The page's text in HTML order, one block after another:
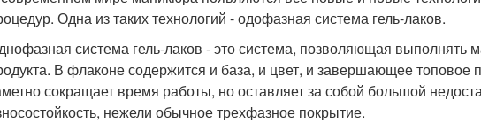
Одна из таких технологий - одофазная система гель-лаков.
система гель-лаков - это система, позволяющая выполнять
В флаконе содержится и база, и цвет, и завершающее топовое
сокращает время работы, но оставляет за собой большой
нежели обычное трехфазное покрытие.